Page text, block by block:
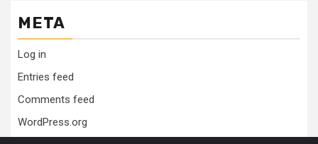
META
Log in
Entries feed
Comments feed
WordPress.org